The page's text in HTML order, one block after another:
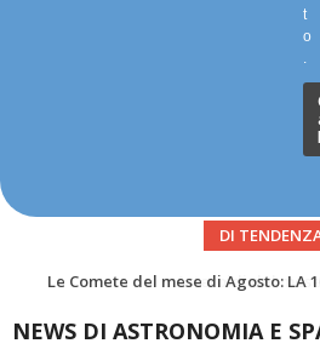
t
o
.
DI
Asteroidi del mese
NEWS DI ASTRONOMIA E